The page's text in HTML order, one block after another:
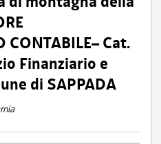
Cat.
Finanziario e
di SAPPADA